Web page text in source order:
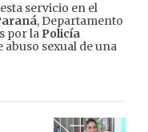
servicio en el
, Departamento
por la Policía
sexual de una